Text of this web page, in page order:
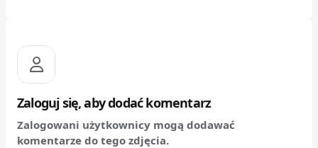
Zaloguj się, aby dodać komentarz
Zalogowani użytkownicy mogą dodawać
komentarze do tego zdjęcia.